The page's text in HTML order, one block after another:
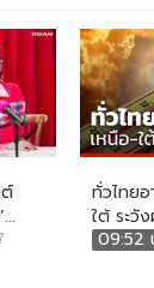
ต์
ทั่วไทย
ใต้ ระวั
09:52